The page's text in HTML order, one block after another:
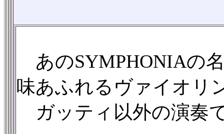
あのSYMPHONIAの
味あふれるヴァイオリ
ガッティ以外の演奏